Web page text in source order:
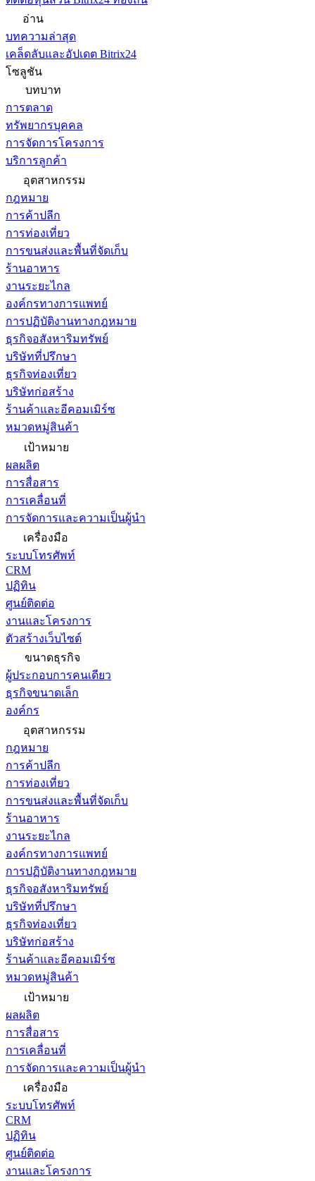
อ่าน
บทความล่าสุด
เคล็ดลับและอัปเดต Bitrix24
โซลูชัน
บทบาท
การตลาด
ทรัพยากรบุคคล
การจัดการโครงการ
บริการลูกค้า
อุตสาหกรรม
กฎหมาย
การค้าปลีก
การท่องเที่ยว
การขนส่งและพื้นที่จัดเก็บ
ร้านอาหาร
งานระยะไกล
องค์กรทางการแพทย์
การปฏิบัติงานทางกฎหมาย
ธุรกิจอสังหาริมทรัพย์
บริษัทที่ปรึกษา
ธุรกิจท่องเที่ยว
บริษัทก่อสร้าง
ร้านค้าและอีคอมเมิร์ซ
หมวดหมู่สินค้า
เป้าหมาย
ผลผลิต
การสื่อสาร
การเคลื่อนที่
การจัดการและความเป็นผู้นำ
เครื่องมือ
ระบบโทรศัพท์
CRM
ปฏิทิน
ศูนย์ติดต่อ
งานและโครงการ
ตัวสร้างเว็บไซต์
ขนาดธุรกิจ
ผู้ประกอบการคนเดียว
ธุรกิจขนาดเล็ก
องค์กร
อุตสาหกรรม
กฎหมาย
การค้าปลีก
การท่องเที่ยว
การขนส่งและพื้นที่จัดเก็บ
ร้านอาหาร
งานระยะไกล
องค์กรทางการแพทย์
การปฏิบัติงานทางกฎหมาย
ธุรกิจอสังหาริมทรัพย์
บริษัทที่ปรึกษา
ธุรกิจท่องเที่ยว
บริษัทก่อสร้าง
ร้านค้าและอีคอมเมิร์ซ
หมวดหมู่สินค้า
เป้าหมาย
ผลผลิต
การสื่อสาร
การเคลื่อนที่
การจัดการและความเป็นผู้นำ
เครื่องมือ
ระบบโทรศัพท์
CRM
ปฏิทิน
ศูนย์ติดต่อ
งานและโครงการ